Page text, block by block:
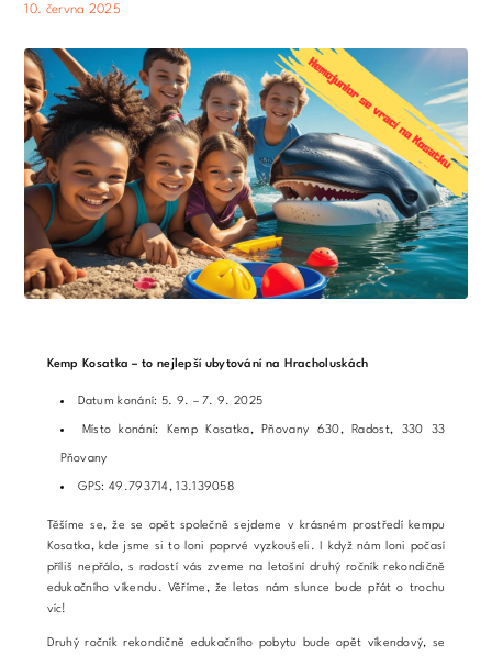
10. června 2025
Kemp Kosatka – to nejlepší ubytování na Hracholuskách
Datum konání: 5. 9. – 7. 9. 2025
Místo konání: Kemp Kosatka, Pňovany 630, Radost, 330 33
Pňovany
GPS: 49.793714, 13.139058
Těšíme se, že se opět společně sejdeme v krásném prostředí kempu
Kosatka, kde jsme si to loni poprvé vyzkoušeli. I když nám loni počasí
příliš nepřálo, s radostí vás zveme na letošní druhý ročník rekondičně
edukačního víkendu. Věříme, že letos nám slunce bude přát o trochu
víc!
Druhý ročník rekondičně edukačního pobytu bude opět víkendový, se